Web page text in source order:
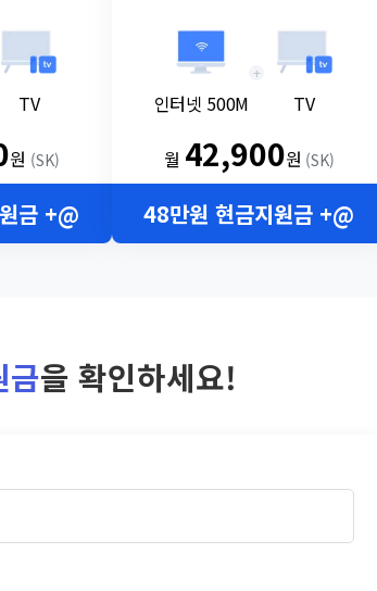
TV
원 (SK)
금 +@
인터넷 500M
+
TV
월 42,900원 (SK)
48만원 현금지원금 +@
금을 확인하세요!